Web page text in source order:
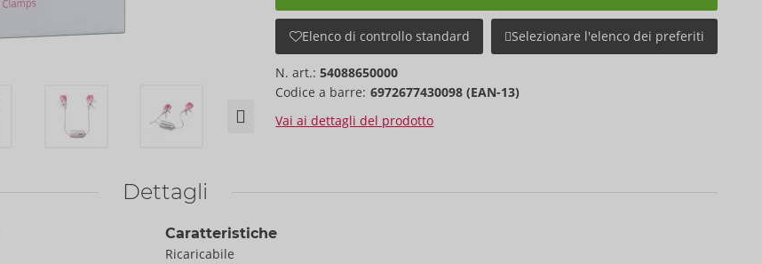
Elenco di controllo standard Selezionare l'elenco dei preferiti
N. art.:54088650000
Codice a barre: 6972677430098 (EAN-13)
Vai ai dettagli del prodotto
Dettagli
Caratteristiche
Ricaricabile